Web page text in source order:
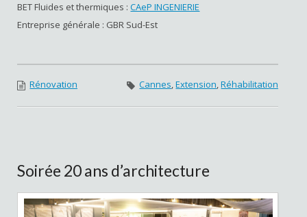
BET Fluides et thermiques :CAeP INGENIERIE
Entreprise générale : GBR Sud-Est
Rénovation Cannes,Extension,Réhabilitation
Soirée 20 ans d’architecture